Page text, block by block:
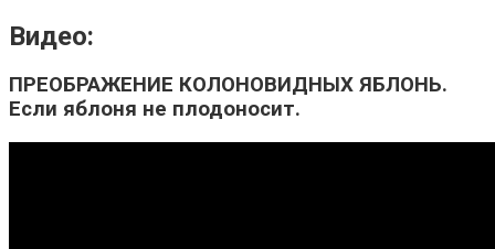
Видео:
ПРЕОБРАЖЕНИЕ КОЛОНОВИДНЫХ ЯБЛОНЬ.
Если яблоня не плодоносит.